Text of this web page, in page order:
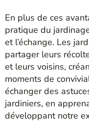
En plus de ces
pratique du
et l’échange. Les
partager leurs
et leurs voisins,
moments de
échanger des
jardiniers, en
développant notre